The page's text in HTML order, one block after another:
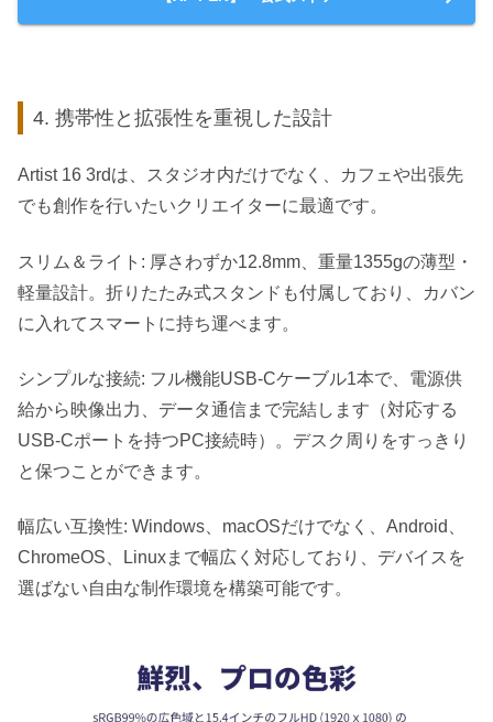
4. 携帯性と拡張性を重視した設計
Artist 16 3rdは、スタジオ内だけでなく、カフェや出張先
でも創作を行いたいクリエイターに最適です。
スリム＆ライト: 厚さわずか12.8mm、重量1355gの薄型・
軽量設計。折りたたみ式スタンドも付属しており、カバン
に入れてスマートに持ち運べます。
シンプルな接続: フル機能USB-Cケーブル1本で、電源供
給から映像出力、データ通信まで完結します（対応する
USB-Cポートを持つPC接続時）。デスク周りをすっきり
と保つことができます。
幅広い互換性: Windows、macOSだけでなく、Android、
ChromeOS、Linuxまで幅広く対応しており、デバイスを
選ばない自由な制作環境を構築可能です。